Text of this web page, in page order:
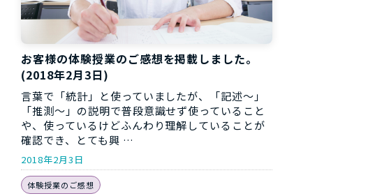
お客様の体験授業のご感想を掲載しました。
(2018年2月3日)
言葉で「統計」と使っていましたが、「記述～」
「推測～」の説明で普段意識せず使っていること
や、使っているけどふんわり理解していることが
確認でき、とても興 …
2018年2月3日
体験授業のご感想